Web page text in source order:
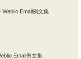
Weblio Email例文集
Email例文集